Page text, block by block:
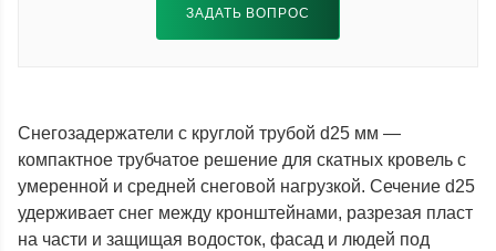
ЗАДАТЬ ВОПРОС
Снегозадержатели с круглой трубой d25 мм —
компактное трубчатое решение для скатных кровель с
умеренной и средней снеговой нагрузкой. Сечение d25
удерживает снег между кронштейнами, разрезая пласт
на части и защищая водосток, фасад и людей под